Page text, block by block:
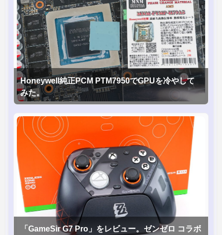
Honeywell純正PCM PTM7950でGPUを冷やして
みた。
「GameSir G7 Pro」をレビュー。ゼンゼロ コラボ